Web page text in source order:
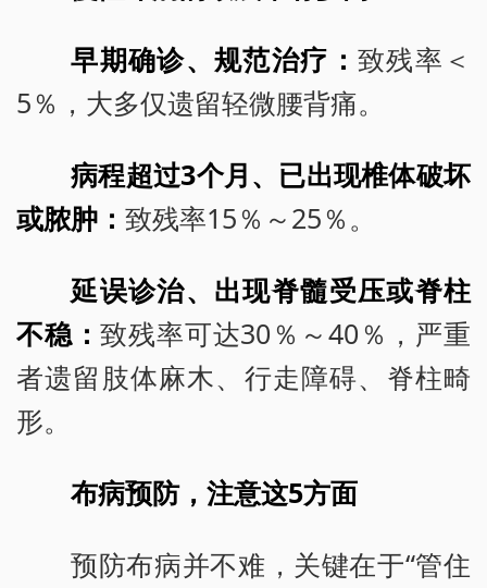
早期确诊、规范治疗： 致残率＜
5％，大多仅遗留轻微腰背痛。
病程超过3个月、已出现椎体破坏
或脓肿： 致残率15％～25％。
延误诊治、出现脊髓受压或脊柱
不稳：致残率可达30％～40％，严重
者遗留肢体麻木、行走障碍、脊柱畸
形。
布病预防，注意这5方面
预防布病并不难，关键在于“管住